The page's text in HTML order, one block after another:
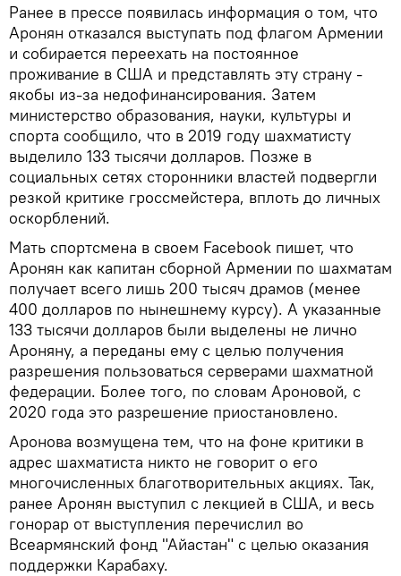
Ранее в прессе появилась информация о том, что
Аронян отказался выступать под флагом Армении
и собирается переехать на постоянное
проживание в США и представлять эту страну -
якобы из-за недофинансирования. Затем
министерство образования, науки, культуры и
спорта сообщило, что в 2019 году шахматисту
выделило 133 тысячи долларов. Позже в
социальных сетях сторонники властей подвергли
резкой критике гроссмейстера, вплоть до личных
оскорблений.
Мать спортсмена в своем Facebook пишет, что
Аронян как капитан сборной Армении по шахматам
получает всего лишь 200 тысяч драмов (менее
400 долларов по нынешнему курсу). А указанные
133 тысячи долларов были выделены не лично
Ароняну, а переданы ему с целью получения
разрешения пользоваться серверами шахматной
федерации. Более того, по словам Ароновой, с
2020 года это разрешение приостановлено.
Аронова возмущена тем, что на фоне критики в
адрес шахматиста никто не говорит о его
многочисленных благотворительных акциях. Так,
ранее Аронян выступил с лекцией в США, и весь
гонорар от выступления перечислил во
Всеармянский фонд "Айастан" с целью оказания
поддержки Карабаху.